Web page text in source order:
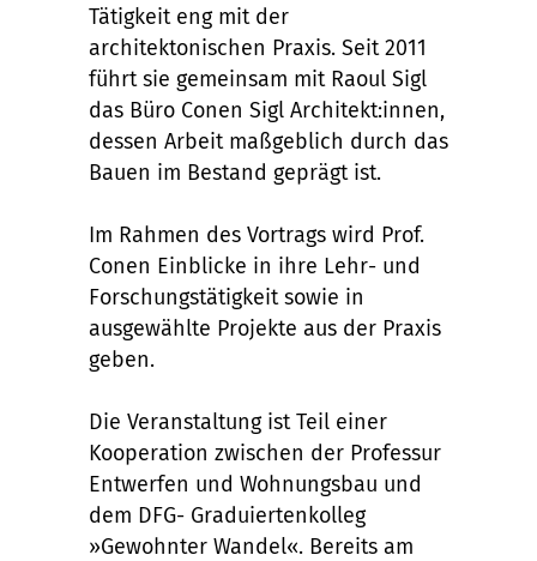
Tätigkeit eng mit der
architektonischen Praxis. Seit 2011
führt sie gemeinsam mit Raoul Sigl
das Büro Conen Sigl Architekt:innen,
dessen Arbeit maßgeblich durch das
Bauen im Bestand geprägt ist.
Im Rahmen des Vortrags wird Prof.
Conen Einblicke in ihre Lehr- und
Forschungstätigkeit sowie in
ausgewählte Projekte aus der Praxis
geben.
Die Veranstaltung ist Teil einer
Kooperation zwischen der Professur
Entwerfen und Wohnungsbau und
dem DFG- Graduiertenkolleg
»Gewohnter Wandel«. Bereits am